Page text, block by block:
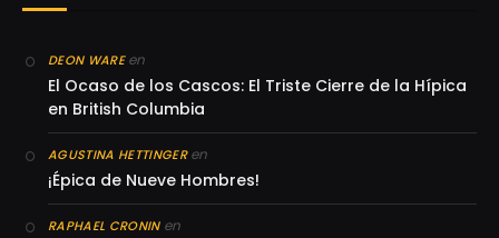
DEON WAREen
El Ocaso de los Cascos: El Triste Cierre de la Hípica
en British Columbia
AGUSTINA HETTINGERen
¡Épica de Nueve Hombres!
RAPHAEL CRONINen